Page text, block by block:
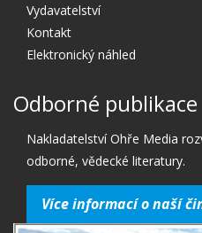
Vydavatelství
Kontakt
Elektronický náhled
Odborné publikace
Nakladatelství Ohře Media
odborné, vědecké literatury.
Více informací o naší